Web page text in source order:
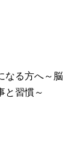
なる方へ～脳
と習慣～